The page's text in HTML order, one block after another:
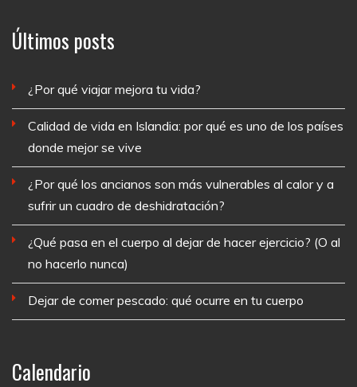
Últimos posts
¿Por qué viajar mejora tu vida?
Calidad de vida en Islandia: por qué es uno de los países
donde mejor se vive
¿Por qué los ancianos son más vulnerables al calor y a
sufrir un cuadro de deshidratación?
¿Qué pasa en el cuerpo al dejar de hacer ejercicio? (O al
no hacerlo nunca)
Dejar de comer pescado: qué ocurre en tu cuerpo
Calendario